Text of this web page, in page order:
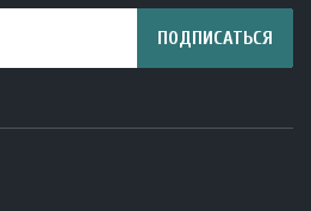
ПОДПИСАТЬСЯ